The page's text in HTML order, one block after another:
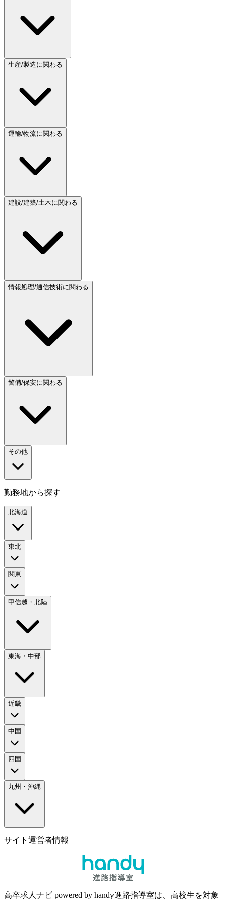
生産/製造に関わる
運輸/物流に関わる
建設/建築/土木に関わる
情報処理/通信技術に関わる
警備/保安に関わる
その他
勤務地から探す
北海道
東北
関東
甲信越・北陸
東海・中部
近畿
中国
四国
九州・沖縄
サイト運営者情報
高卒求人ナビ powered by handy進路指導室は、高校生を対象